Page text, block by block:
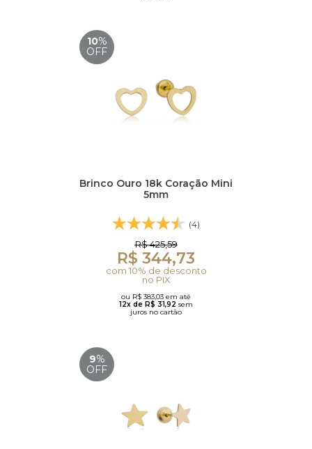
10%
OFF
Brinco Ouro 18k Coração Mini
5mm
(4)
R$ 425,59
R$ 344,73
com 10% de desconto
no PIX
ou R$ 383,03 em até
12x de R$ 31,92 sem
juros no cartão
9%
OFF